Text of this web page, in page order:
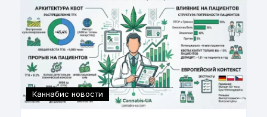
Каннабис новости